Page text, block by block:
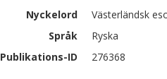
Nyckelord
Västerländsk
Språk
Ryska
Publikations-ID
276368